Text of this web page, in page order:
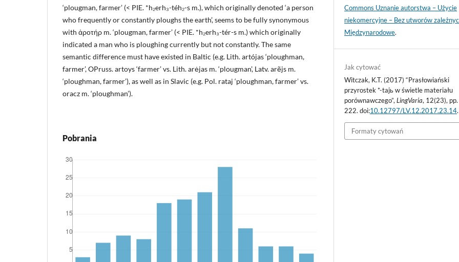
‘plougman, farmer’ (< PIE. *h₂erh₃-téh₂-s m.), which originally denoted ‘a person
who frequently or constantly ploughs the earth’, seems to be fully synonymous
with ἀροτήρ m. ‘plougman, farmer’ (< PIE. *h₂erh₃-tér-s m.) which originally
indicated a man who is ploughing currently but not constantly. The same
semantic difference must have existed in Baltic (e.g. Lith. artójas ‘ploughman,
farmer’, OPruss. artoys ‘farmer’ vs. Lith. arėjas m. ‘plougman’, Latv. arẽjs m.
‘ploughman, farmer’), as well as in Slavic (e.g. Pol. rataj ‘ploughman, farmer’ vs.
oracz m. ‘ploughman’).
Pobrania
Commons Uznanie autorstwa – Użycie
niekomercyjne – Bez utworów
Międzynarodowe.
Jak cytować
Witczak, K.T. (2017) “Prasłowiański
przyrostek *-tajь w świetle materiału
porównawczego”,LingVaria, 12(23),
222. doi:10.12797/LV.12.2017.23.14.
Formaty cytowań